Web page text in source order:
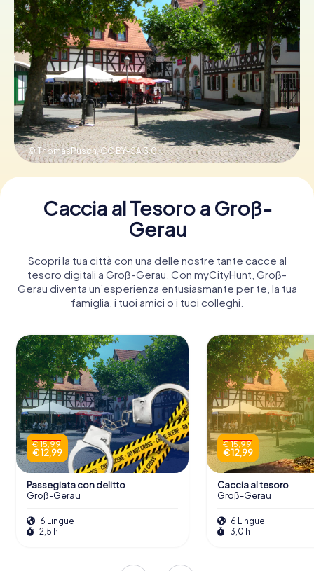
Prenota Biglietti
Acquista i Voucher
© ThomasPusch,CC BY-SA 3.0
Caccia al Tesoro a Groß-
Gerau
Scopri la tua città con una delle nostre tante cacce al
tesoro digitali a Groß-Gerau. Con myCityHunt, Groß-
Gerau diventa un’esperienza entusiasmante per te, la tua
famiglia, i tuoi amici o i tuoi colleghi.
€ 15,99
€ 12,99
Passegiata con delitto
Groß-Gerau
6 Lingue
2,5 h
€ 15,99
€ 12,99
Caccia al tesoro
Groß-Gerau
6 Lingue
3,0 h